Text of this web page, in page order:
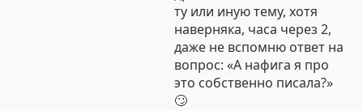
ту или иную тему, хотя
наверняка, часа через 2,
даже не вспомню ответ на
вопрос: «А нафига я про
это собственно писала?»
🙄